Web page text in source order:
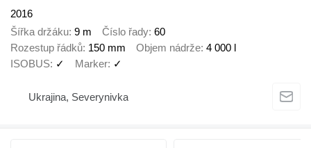
2016
Šířka držáku 9 m Číslo řady 60
Rozestup řádků 150 mm Objem nádrže 4 000 l
ISOBUS ✓ Marker ✓
Ukrajina, Severynivka